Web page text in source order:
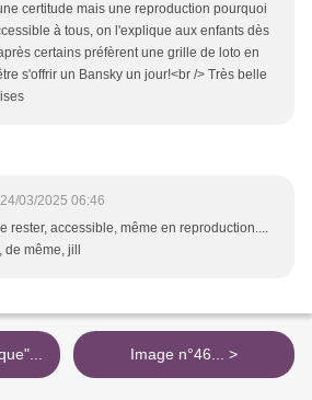
certitude mais une reproduction pourquoi
à tous, on l'explique aux enfants dès
certains préfèrent une grille de loto en
s'offrir un Bansky un jour!<br /> Très belle
24/03/2025 06:46
le rester, accessible, même en reproduction....
même, jill
Image n°46... >